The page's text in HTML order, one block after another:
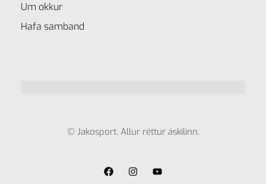
Um okkur
Hafa samband
© Jakosport. Allur réttur áskilinn.